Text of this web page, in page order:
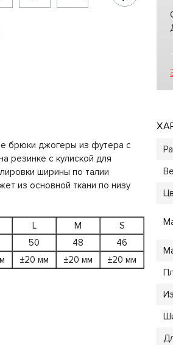
брюки джогеры из футера с
резинке с кулиской для
ширины по талии
из основной ткани по низу
L M
S
50 48
46
±20 мм ±20 мм ±20 мм